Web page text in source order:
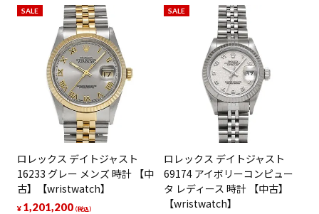
SALE
ロレックス デイトジャスト
16233 グレー メンズ 時計 【中
古】【wristwatch】
¥ 1,201,200（税込）
SALE
ロレックス デイトジャスト
69174 アイボリーコンピュー
タ レディース 時計 【中古】
【wristwatch】